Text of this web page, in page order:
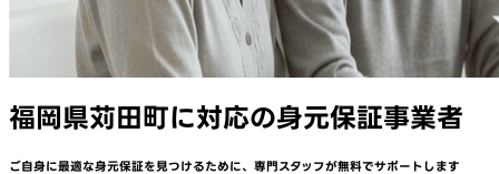
福岡県苅田町に対応の身元保証事業者
ご自身に最適な身元保証を見つけるために、 専門スタッフが無料でサポートします